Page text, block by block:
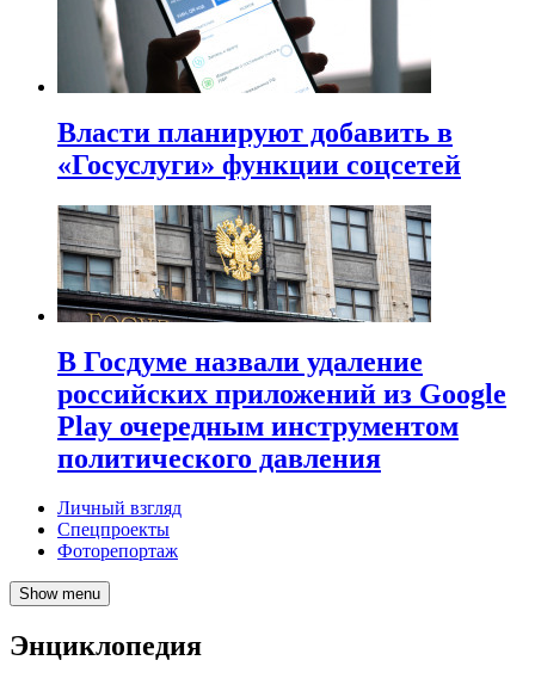
Власти планируют добавить в
«Госуслуги» функции соцсетей
В Госдуме назвали удаление
российских приложений из Google
Play очередным инструментом
политического давления
Личный взгляд
Спецпроекты
Фоторепортаж
Show menu
Энциклопедия